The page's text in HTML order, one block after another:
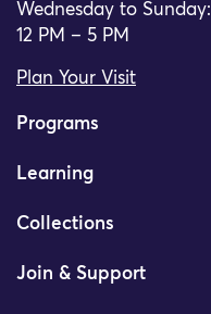
Wednesday to Sunday:
12 PM – 5 PM
Plan Your Visit
Programs
Learning
Collections
Join & Support